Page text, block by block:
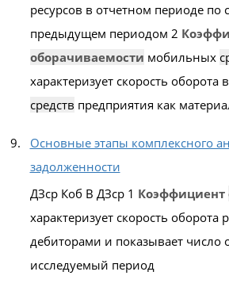
ресурсов в отчетном периоде по
предыдущем периодом 2
оборачиваемости мобильных
характеризует скорость оборота
средств предприятия как
Основные этапы комплексного
задолженности
ДЗср Коб В ДЗср 1 Коэффициент
характеризует скорость оборота
дебиторами и показывает число
исследуемый период